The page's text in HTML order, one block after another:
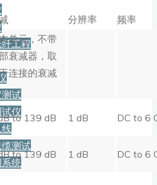
工程
试
仪
测试
统
分辨率 频率
单元，不带
衰减器，取
连接的衰减
to 139 dB 1 dB DC to 6
to 139 dB 1 dB DC to 6